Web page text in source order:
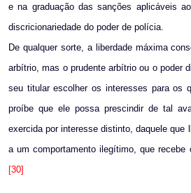
e na graduação das sanções aplicáveis
discricionariedade do poder de polícia.
De qualquer sorte, a liberdade máxima
arbítrio, mas o prudente arbítrio ou o poder
seu titular escolher os interesses para os
proíbe que ele possa prescindir de tal
exercida por interesse distinto, daquele que
a um comportamento ilegítimo, que recebe
[30]